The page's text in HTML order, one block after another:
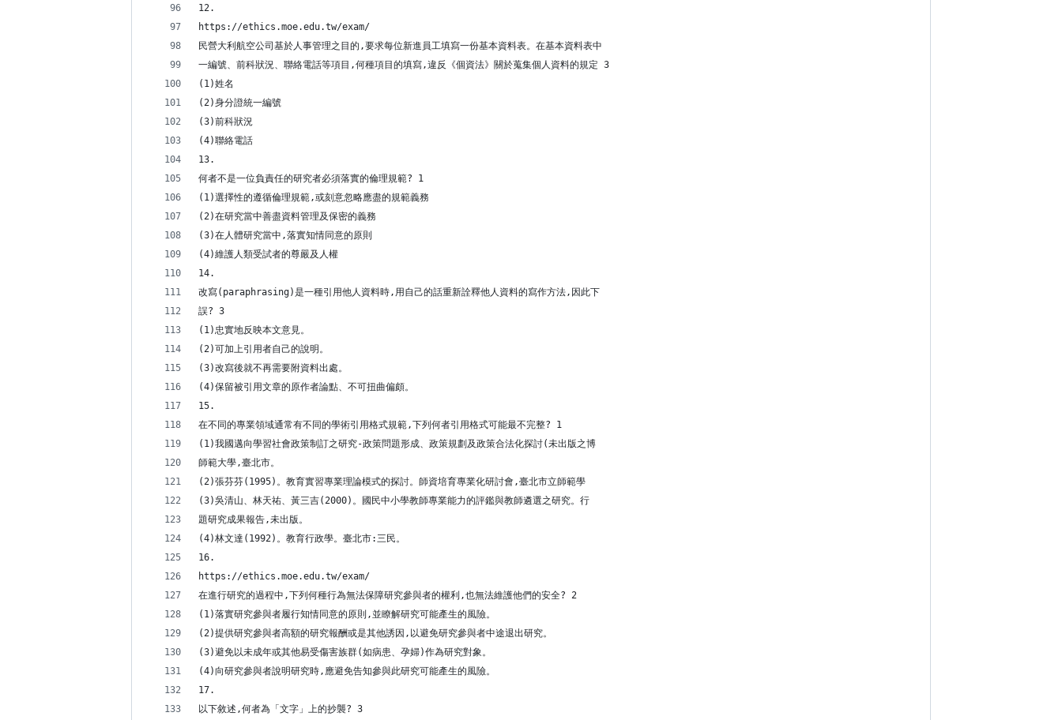
12.
https://ethics.moe.edu.tw/exam/
民營大利航空公司基於人事管理之目的,要求每位新進員工填寫一份基本資料表。在基本資料表中
一編號、前科狀況、聯絡電話等項目,何種項目的填寫,違反《個資法》關於蒐集個人資料的規定 3
(1)姓名
(2)身分證統一編號
(3)前科狀況
(4)聯絡電話
13.
何者不是一位負責任的研究者必須落實的倫理規範? 1
(1)選擇性的遵循倫理規範,或刻意忽略應盡的規範義務
(2)在研究當中善盡資料管理及保密的義務
(3)在人體研究當中,落實知情同意的原則
(4)維護人類受試者的尊嚴及人權
14.
改寫(paraphrasing)是一種引用他人資料時,用自己的話重新詮釋他人資料的寫作方法,因此下
誤? 3
(1)忠實地反映本文意見。
(2)可加上引用者自己的說明。
(3)改寫後就不再需要附資料出處。
(4)保留被引用文章的原作者論點、不可扭曲偏頗。
15.
在不同的專業領域通常有不同的學術引用格式規範,下列何者引用格式可能最不完整? 1
(1)我國邁向學習社會政策制訂之研究-政策問題形成、政策規劃及政策合法化探討(未出版之博
師範大學,臺北市。
(2)張芬芬(1995)。教育實習專業理論模式的探討。師資培育專業化研討會,臺北市立師範學
(3)吳清山、林天祐、黃三吉(2000)。國民中小學教師專業能力的評鑑與教師遴選之研究。行
題研究成果報告,未出版。
(4)林文達(1992)。教育行政學。臺北市:三民。
16.
https://ethics.moe.edu.tw/exam/
在進行研究的過程中,下列何種行為無法保障研究參與者的權利,也無法維護他們的安全? 2
(1)落實研究參與者履行知情同意的原則,並瞭解研究可能產生的風險。
(2)提供研究參與者高額的研究報酬或是其他誘因,以避免研究參與者中途退出研究。
(3)避免以未成年或其他易受傷害族群(如病患、孕婦)作為研究對象。
(4)向研究參與者說明研究時,應避免告知參與此研究可能產生的風險。
17.
以下敘述,何者為「文字」上的抄襲? 3